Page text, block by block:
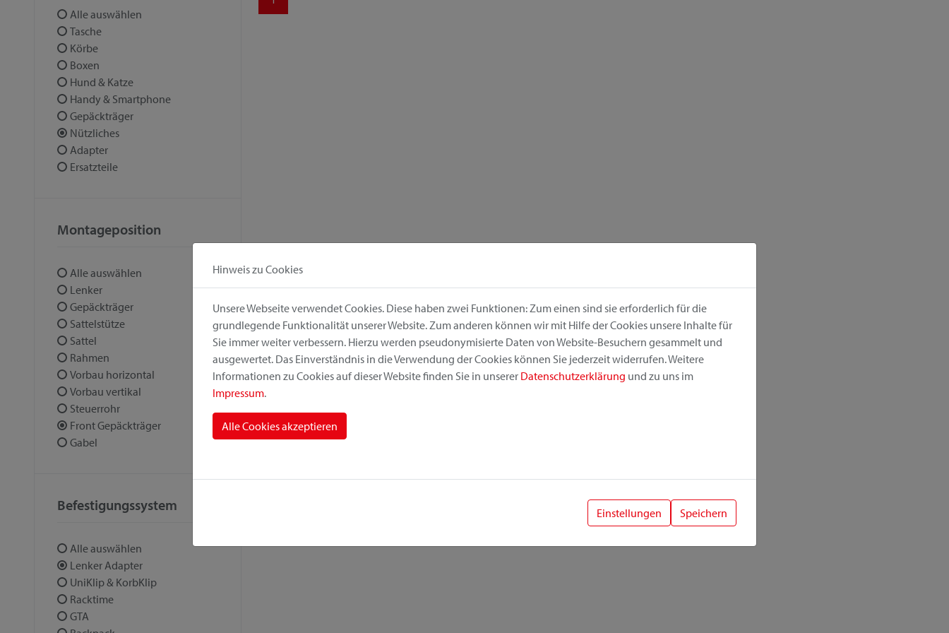
Alle auswählen
Tasche
Körbe
Boxen
Hund & Katze
Handy & Smartphone
Gepäckträger
Nützliches
Adapter
Ersatzteile
Montageposition
Alle auswählen
Lenker
Gepäckträger
Sattelstütze
Sattel
Rahmen
Vorbau horizontal
Vorbau vertikal
Steuerrohr
Front Gepäckträger
Gabel
Befestigungssystem
Alle auswählen
Lenker Adapter
UniKlip & KorbKlip
Racktime
GTA
Hinweis zu Cookies
Unsere Webseite verwendet Cookies. Diese haben zwei Funktionen: Zum einen sind sie erforderlich für die
grundlegende Funktionalität unserer Website. Zum anderen können wir mit Hilfe der Cookies unsere Inhalte für
Sie immer weiter verbessern. Hierzu werden pseudonymisierte Daten von Website-Besuchern gesammelt und
ausgewertet. Das Einverständnis in die Verwendung der Cookies können Sie jederzeit widerrufen. Weitere
Informationen zu Cookies auf dieser Website finden Sie in unserer Datenschutzerklärung und zu uns im
Impressum.
Alle Cookies akzeptieren
Einstellungen Speichern